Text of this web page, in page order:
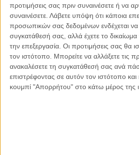
προτιμήσεις σας πριν συναινέσετε ή να
συναινέσετε. Λάβετε υπόψη ότι κάποια
προσωπικών σας δεδομένων ενδέχεται να
συγκατάθεσή σας, αλλά έχετε το δικαίωμα
την επεξεργασία. Οι προτιμήσεις σας θα
τον ιστότοπο. Μπορείτε να αλλάξετε τις
ανακαλέσετε τη συγκατάθεσή σας ανά
επιστρέφοντας σε αυτόν τον ιστότοπο και
κουμπί "Απορρήτου" στο κάτω μέρος της